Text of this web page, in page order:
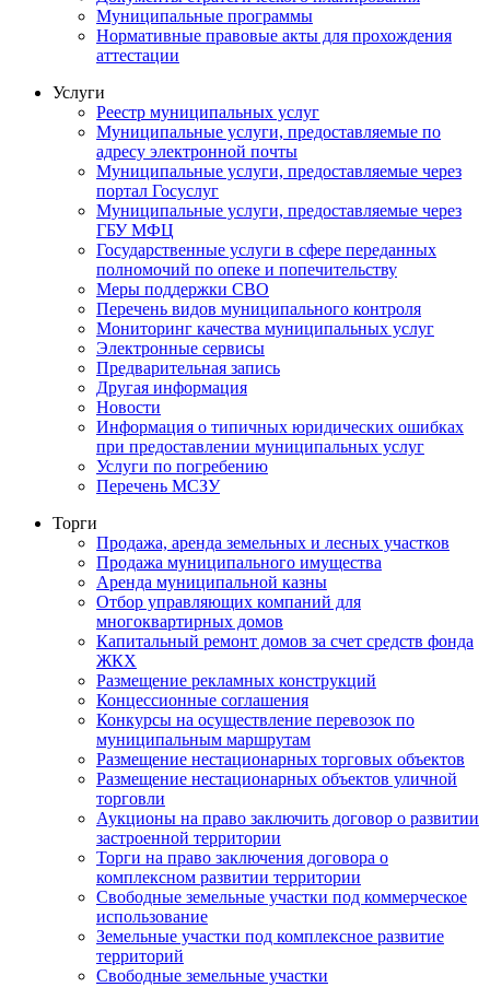
Муниципальные программы
Нормативные правовые акты для прохождения
аттестации
Услуги
Реестр муниципальных услуг
Муниципальные услуги, предоставляемые по
адресу электронной почты
Муниципальные услуги, предоставляемые через
портал Госуслуг
Муниципальные услуги, предоставляемые через
ГБУ МФЦ
Государственные услуги в сфере переданных
полномочий по опеке и попечительству
Меры поддержки СВО
Перечень видов муниципального контроля
Мониторинг качества муниципальных услуг
Электронные сервисы
Предварительная запись
Другая информация
Новости
Информация о типичных юридических ошибках
при предоставлении муниципальных услуг
Услуги по погребению
Перечень МСЗУ
Торги
Продажа, аренда земельных и лесных участков
Продажа муниципального имущества
Аренда муниципальной казны
Отбор управляющих компаний для
многоквартирных домов
Капитальный ремонт домов за счет средств фонда
ЖКХ
Размещение рекламных конструкций
Концессионные соглашения
Конкурсы на осуществление перевозок по
муниципальным маршрутам
Размещение нестационарных торговых объектов
Размещение нестационарных объектов уличной
торговли
Аукционы на право заключить договор о развитии
застроенной территории
Торги на право заключения договора о
комплексном развитии территории
Свободные земельные участки под коммерческое
использование
Земельные участки под комплексное развитие
территорий
Свободные земельные участки